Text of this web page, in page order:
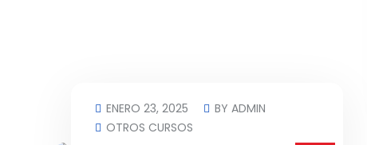
ENERO 23, 2025 BY ADMIN
OTROS CURSOS